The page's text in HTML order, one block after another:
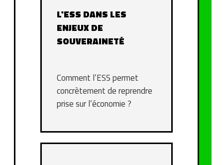
L'ESS DANS LES
ENJEUX DE
SOUVERAINETÉ
Comment l’ESS permet
concrètement de reprendre
prise sur l’économie ?